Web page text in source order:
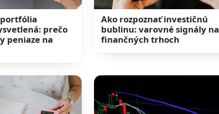
prečo
peniaze na
Ako rozpoznať investičnú
bublinu: varovné signály na
finančných trhoch